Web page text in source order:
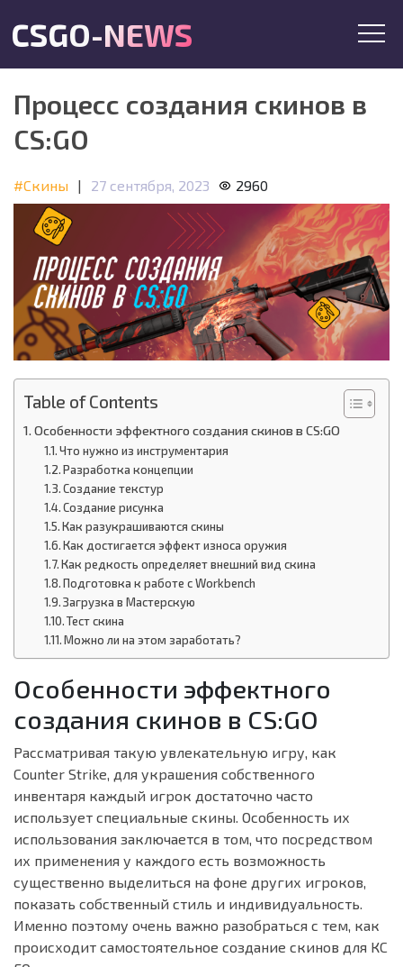
CSGO-NEWS
Процесс создания скинов в
CS:GO
#Скины | 27 сентября, 2023 2960
Table of Contents
Особенности эффектного создания скинов в CS:GO
Что нужно из инструментария
Разработка концепции
Создание текстур
Создание рисунка
Как разукрашиваются скины
Как достигается эффект износа оружия
Как редкость определяет внешний вид скина
Подготовка к работе с Workbench
Загрузка в Мастерскую
Тест скина
Можно ли на этом заработать?
Особенности эффектного
создания скинов в CS:GO
Рассматривая такую увлекательную игру, как
Counter Strike, для украшения собственного
инвентаря каждый игрок достаточно часто
использует специальные скины. Особенность их
использования заключается в том, что посредством
их применения у каждого есть возможность
существенно выделиться на фоне других игроков,
показать собственный стиль и индивидуальность.
Именно поэтому очень важно разобраться с тем, как
происходит самостоятельное создание скинов для КС